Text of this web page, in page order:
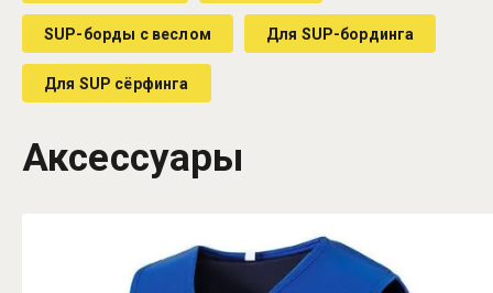
SUP-борды с веслом Для SUP-бординга
Для SUP сёрфинга
Аксессуары